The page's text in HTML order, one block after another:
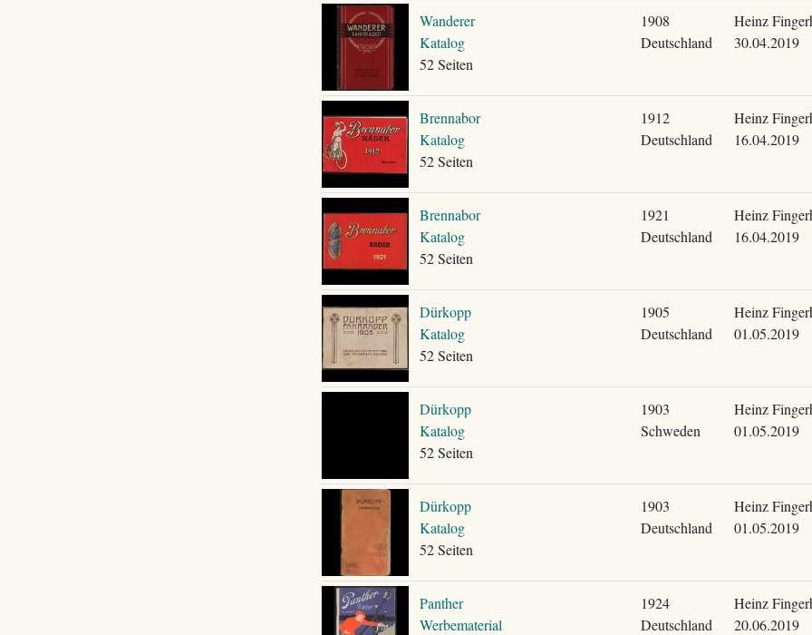
Wanderer
Katalog
52 Seiten
1908
Deutschland
Heinz
30.04.2019
Brennabor
Katalog
52 Seiten
1912
Deutschland
Heinz
16.04.2019
Brennabor
Katalog
52 Seiten
1921
Deutschland
Heinz
16.04.2019
Dürkopp
Katalog
52 Seiten
1905
Deutschland
Heinz
01.05.2019
Dürkopp
Katalog
52 Seiten
1903
Schweden
Heinz
01.05.2019
Dürkopp
Katalog
52 Seiten
1903
Deutschland
Heinz
01.05.2019
Panther
Werbematerial
1924
Deutschland
Heinz
20.06.2019